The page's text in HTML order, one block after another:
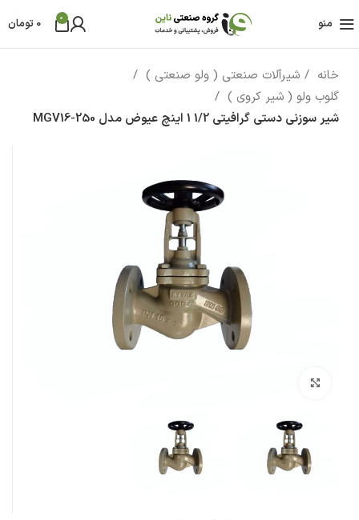
منو 0
0 تومان
خانه
شیرآلات صنعتی ( ولو صنعتی )
گلوب ولو ( شیر کروی )
شیر سوزنی دستی گرافیتی 1/2 1 اینچ عیوض مدل MGV16-250